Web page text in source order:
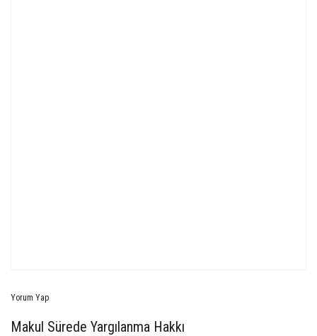
Yorum Yap
Makul Sürede Yargılanma Hakkı